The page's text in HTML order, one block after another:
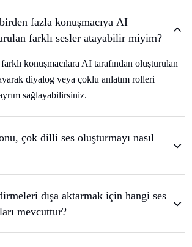
fazla konuşmacıya AI
farklı sesler atayabilir miyim?
konuşmacılara AI tarafından oluşturulan
diyalog veya çoklu anlatım rolleri
sağlayabilirsiniz.
çok dilli ses oluşturmayı nasıl
dışa aktarmak için hangi ses
mevcuttur?